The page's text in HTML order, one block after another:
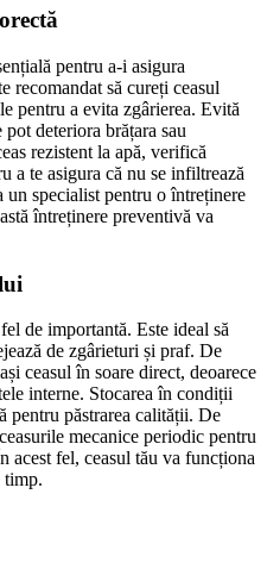
pentru a-i asigura
recomandat să cureți ceasul
pentru a evita zgârierea. Evită
deteriora brățara sau
rezistent la apă, verifică
a te asigura că nu se infiltrează
specialist pentru o întreținere
întreținere preventivă va
de importantă. Este ideal să
de zgârieturi și praf. De
ceasul în soare direct, deoarece
interne. Stocarea în condiții
pentru păstrarea calității. De
mecanice periodic pentru
acest fel, ceasul tău va funcționa
timp.